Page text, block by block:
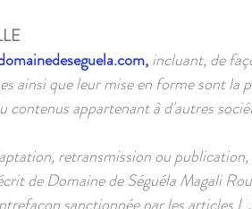
,incluant, de
ainsi que leur mise en forme sont la
contenus appartenant à d'autres
retransmission ou
de Domaine de Séguéla Magali